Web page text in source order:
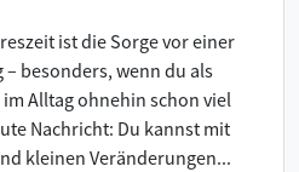
ist die Sorge vor einer
besonders, wenn du als
Alltag ohnehin schon viel
Nachricht: Du kannst mit
kleinen Veränderungen...